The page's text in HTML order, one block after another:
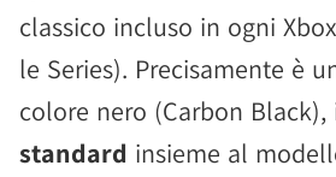
classico incluso in ogni
le Series). Precisamente è
colore nero (Carbon Black),
standard insieme al